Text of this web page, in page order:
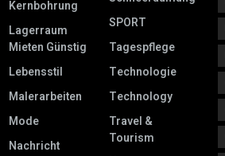
Kernbohrung
Lagerraum
Mieten Günstig
Lebensstil
Malerarbeiten
Mode
Nachricht
SPORT
Tagespflege
Technologie
Technology
Travel &
Tourism